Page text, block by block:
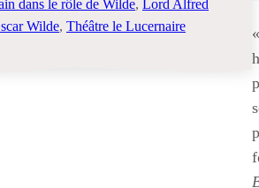
dans le rôle de Wilde, Lord Alfred
Wilde, Théâtre le Lucernaire